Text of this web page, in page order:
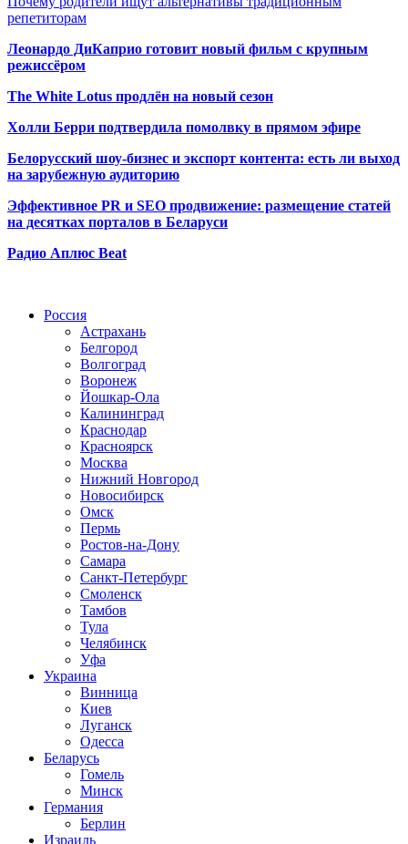
репетиторам
Леонардо ДиКаприо готовит новый фильм с крупным
режиссёром
The White Lotus продлён на новый сезон
Холли Берри подтвердила помолвку в прямом эфире
Белорусский шоу-бизнес и экспорт контента: есть ли выход
на зарубежную аудиторию
Эффективное PR и SEO продвижение: размещение статей
на десятках порталов в Беларуси
Радио Аплюс Beat
Россия
Астрахань
Белгород
Волгоград
Воронеж
Йошкар-Ола
Калининград
Краснодар
Красноярск
Москва
Нижний Новгород
Новосибирск
Омск
Пермь
Ростов-на-Дону
Самара
Санкт-Петербург
Смоленск
Тамбов
Тула
Челябинск
Уфа
Украина
Винница
Киев
Луганск
Одесса
Беларусь
Гомель
Минск
Германия
Берлин
Израиль